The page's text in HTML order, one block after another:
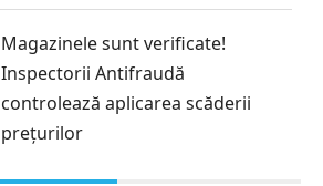
Magazinele sunt verificate!
Inspectorii Antifraudă
controlează aplicarea scăderii
prețurilor